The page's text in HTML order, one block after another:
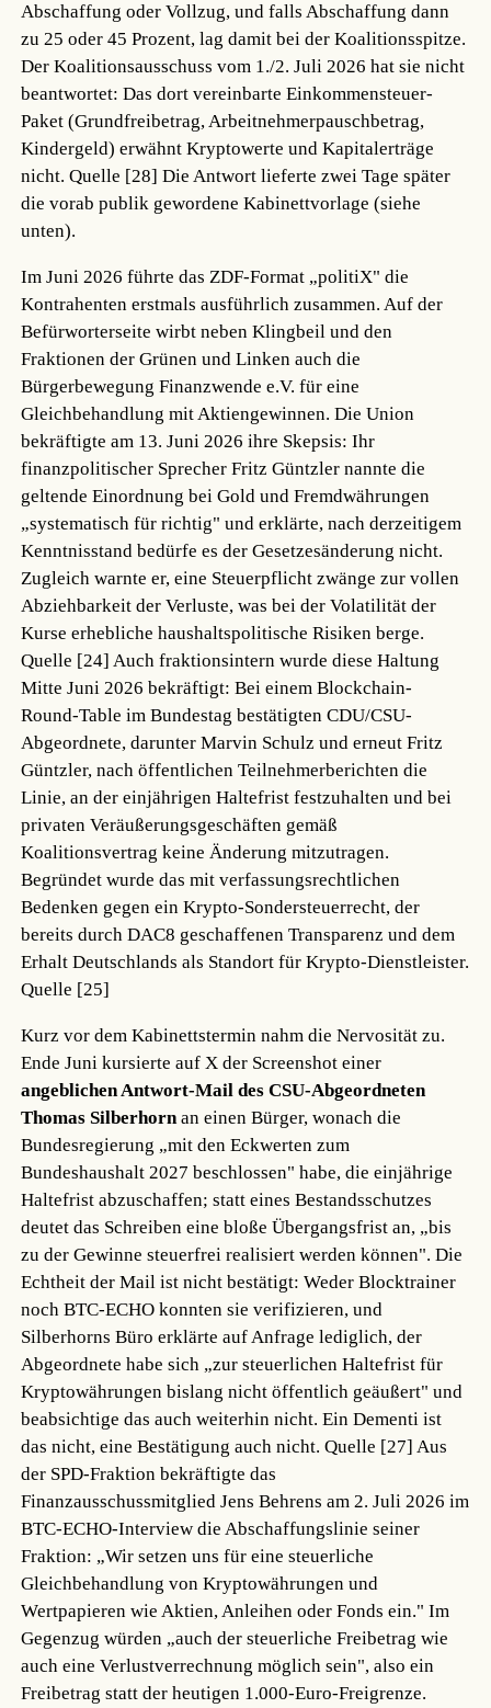
Abschaffung oder Vollzug, und falls Abschaffung dann
zu 25 oder 45 Prozent, lag damit bei der Koalitionsspitze.
Der Koalitionsausschuss vom 1./2. Juli 2026 hat sie nicht
beantwortet: Das dort vereinbarte Einkommensteuer-
Paket (Grundfreibetrag, Arbeitnehmerpauschbetrag,
Kindergeld) erwähnt Kryptowerte und Kapitalerträge
nicht.Quelle [28] Die Antwort lieferte zwei Tage später
die vorab publik gewordene Kabinettvorlage (siehe
unten).
Im Juni 2026 führte das ZDF-Format „politiX" die
Kontrahenten erstmals ausführlich zusammen. Auf der
Befürworterseite wirbt neben Klingbeil und den
Fraktionen der Grünen und Linken auch die
Bürgerbewegung Finanzwende e.V. für eine
Gleichbehandlung mit Aktiengewinnen. Die Union
bekräftigte am 13. Juni 2026 ihre Skepsis: Ihr
finanzpolitischer Sprecher Fritz Güntzler nannte die
geltende Einordnung bei Gold und Fremdwährungen
„systematisch für richtig" und erklärte, nach derzeitigem
Kenntnisstand bedürfe es der Gesetzesänderung nicht.
Zugleich warnte er, eine Steuerpflicht zwänge zur vollen
Abziehbarkeit der Verluste, was bei der Volatilität der
Kurse erhebliche haushaltspolitische Risiken berge.
Quelle [24] Auch fraktionsintern wurde diese Haltung
Mitte Juni 2026 bekräftigt: Bei einem Blockchain-
Round-Table im Bundestag bestätigten CDU/CSU-
Abgeordnete, darunter Marvin Schulz und erneut Fritz
Güntzler, nach öffentlichen Teilnehmerberichten die
Linie, an der einjährigen Haltefrist festzuhalten und bei
privaten Veräußerungsgeschäften gemäß
Koalitionsvertrag keine Änderung mitzutragen.
Begründet wurde das mit verfassungsrechtlichen
Bedenken gegen ein Krypto-Sondersteuerrecht, der
bereits durch DAC8 geschaffenen Transparenz und dem
Erhalt Deutschlands als Standort für Krypto-Dienstleister.
Quelle [25]
Kurz vor dem Kabinettstermin nahm die Nervosität zu.
Ende Juni kursierte auf X der Screenshot einer
angeblichen Antwort-Mail des CSU-Abgeordneten
Thomas Silberhorn an einen Bürger, wonach die
Bundesregierung „mit den Eckwerten zum
Bundeshaushalt 2027 beschlossen" habe, die einjährige
Haltefrist abzuschaffen; statt eines Bestandsschutzes
deutet das Schreiben eine bloße Übergangsfrist an, „bis
zu der Gewinne steuerfrei realisiert werden können". Die
Echtheit der Mail ist nicht bestätigt: Weder Blocktrainer
noch BTC-ECHO konnten sie verifizieren, und
Silberhorns Büro erklärte auf Anfrage lediglich, der
Abgeordnete habe sich „zur steuerlichen Haltefrist für
Kryptowährungen bislang nicht öffentlich geäußert" und
beabsichtige das auch weiterhin nicht. Ein Dementi ist
das nicht, eine Bestätigung auch nicht.Quelle [27] Aus
der SPD-Fraktion bekräftigte das
Finanzausschussmitglied Jens Behrens am 2. Juli 2026 im
BTC-ECHO-Interview die Abschaffungslinie seiner
Fraktion: „Wir setzen uns für eine steuerliche
Gleichbehandlung von Kryptowährungen und
Wertpapieren wie Aktien, Anleihen oder Fonds ein." Im
Gegenzug würden „auch der steuerliche Freibetrag wie
auch eine Verlustverrechnung möglich sein", also ein
Freibetrag statt der heutigen 1.000-Euro-Freigrenze.